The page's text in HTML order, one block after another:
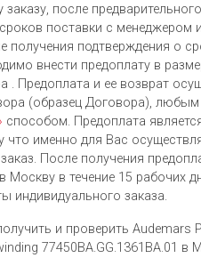
после
поставки с менеджером
получения подтверждения о
внести предоплату в
. Предоплата и ее возврат
(образец Договора), любым
способом. Предоплата
что именно для Вас
После получения
Москву в течение 15 рабочих
индивидуального заказа.
и проверить Audemars
77450BA.GG.1361BA.01 в